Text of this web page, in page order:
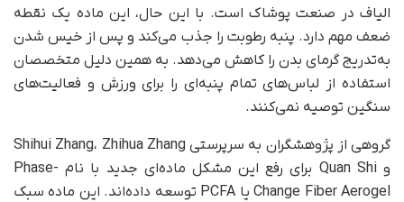
الیاف در صنعت پوشاک است. با این حال، این ماده یک نقطه
ضعف مهم دارد. پنبه رطوبت را جذب می‌کند و پس از خیس شدن
به‌تدریج گرمای بدن را کاهش می‌دهد. به همین دلیل متخصصان
استفاده از لباس‌های تمام پنبه‌ای را برای ورزش و فعالیت‌های
سنگین توصیه نمی‌کنند.
گروهی از پژوهشگران به سرپرستی Shihui Zhang، Zhihua Zhang
و Quan Shi برای رفع این مشکل ماده‌ای جدید با نام Phase-
Change Fiber Aerogel یا PCFA توسعه داده‌اند. این ماده سبک